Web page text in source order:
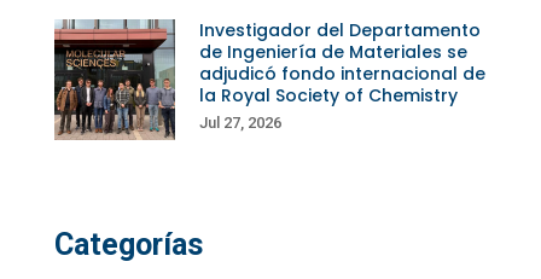
Investigador del Departamento
de Ingeniería de Materiales se
adjudicó fondo internacional de
la Royal Society of Chemistry
Jul 27, 2026
Categorías